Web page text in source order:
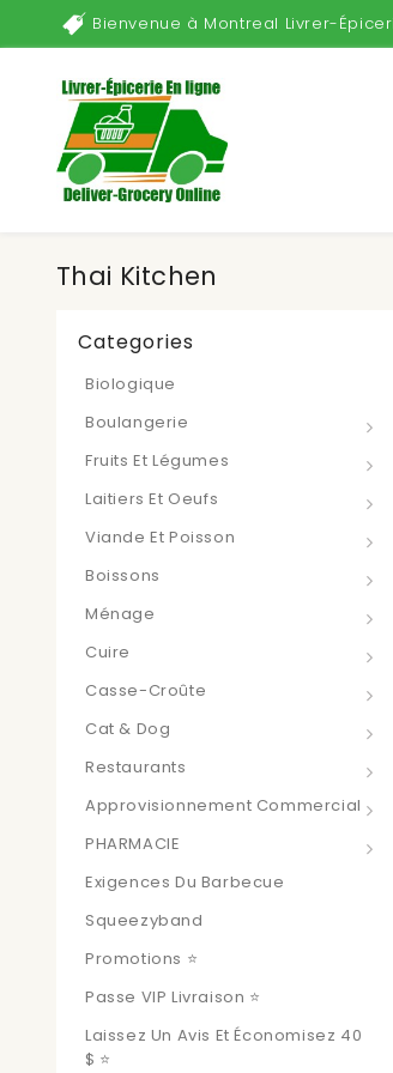
Bienvenue à Montreal Livrer-
Thai Kitchen
Categories
Biologique
Boulangerie
Fruits Et Légumes
Laitiers Et Oeufs
Viande Et Poisson
Boissons
Ménage
Cuire
Casse-Croûte
Cat & Dog
Restaurants
Approvisionnement Commercial
PHARMACIE
Exigences Du Barbecue
Squeezyband
Promotions ⭐
Passe VIP Livraison ⭐
Laissez Un Avis Et Économisez 40
$ ⭐